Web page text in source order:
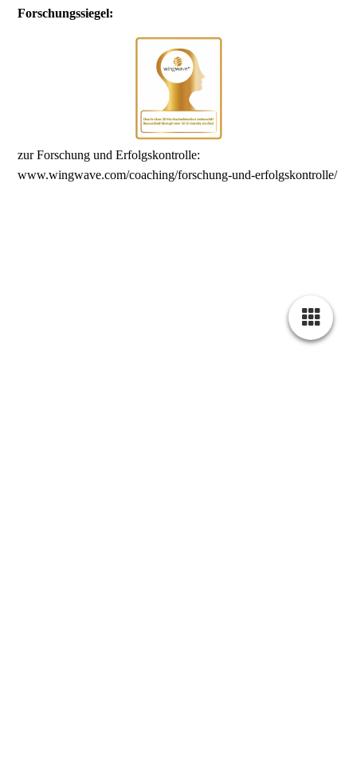
Forschungssiegel:
zur Forschung und Erfolgskontrolle:
www.wingwave.com/coaching/forschung-und-erfolgskontrolle/